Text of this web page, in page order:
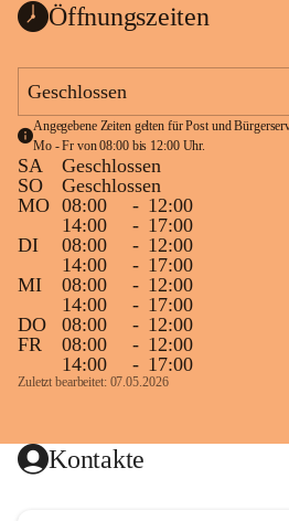
Öffnungszeiten
Geschlossen
Angegebene Zeiten gelten für Post und
Mo - Fr von 08:00 bis 12:00 Uhr.
SA
Geschlossen
SO
Geschlossen
MO 08:00 - 12:00
14:00
- 17:00
DI
08:00 - 12:00
14:00
- 17:00
MI
08:00 - 12:00
14:00
- 17:00
DO
08:00 - 12:00
FR
08:00 - 12:00
14:00
- 17:00
Zuletzt bearbeitet: 07.05.2026
Kontakte